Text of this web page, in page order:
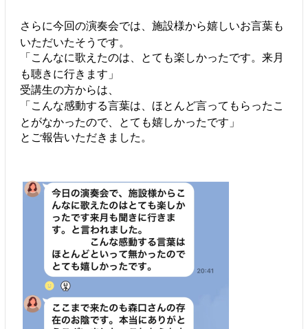
さらに今回の演奏会では、施設様から嬉しいお言葉も
いただいたそうです。
「こんなに歌えたのは、とても楽しかったです。来月
も聴きに行きます」
受講生の方からは、
「こんな感動する言葉は、ほとんど言ってもらったこ
とがなかったので、とても嬉しかったです」
とご報告いただきました。